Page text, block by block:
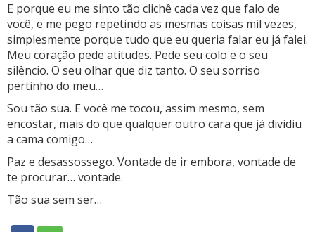
E porque eu me sinto tão clichê cada vez que falo de
você, e me pego repetindo as mesmas coisas mil vezes,
simplesmente porque tudo que eu queria falar eu já falei.
Meu coração pede atitudes. Pede seu colo e o seu
silêncio. O seu olhar que diz tanto. O seu sorriso
pertinho do meu…
Sou tão sua. E você me tocou, assim mesmo, sem
encostar, mais do que qualquer outro cara que já dividiu
a cama comigo…
Paz e desassossego. Vontade de ir embora, vontade de
te procurar… vontade.
Tão sua sem ser…